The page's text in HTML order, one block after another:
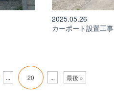
2025.05.26
カーポート設置工事
... 20 ... 最後 »